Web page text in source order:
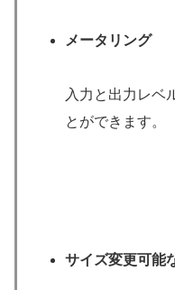
メータリング
入力と出力レベ
とができます。
サイズ変更可能